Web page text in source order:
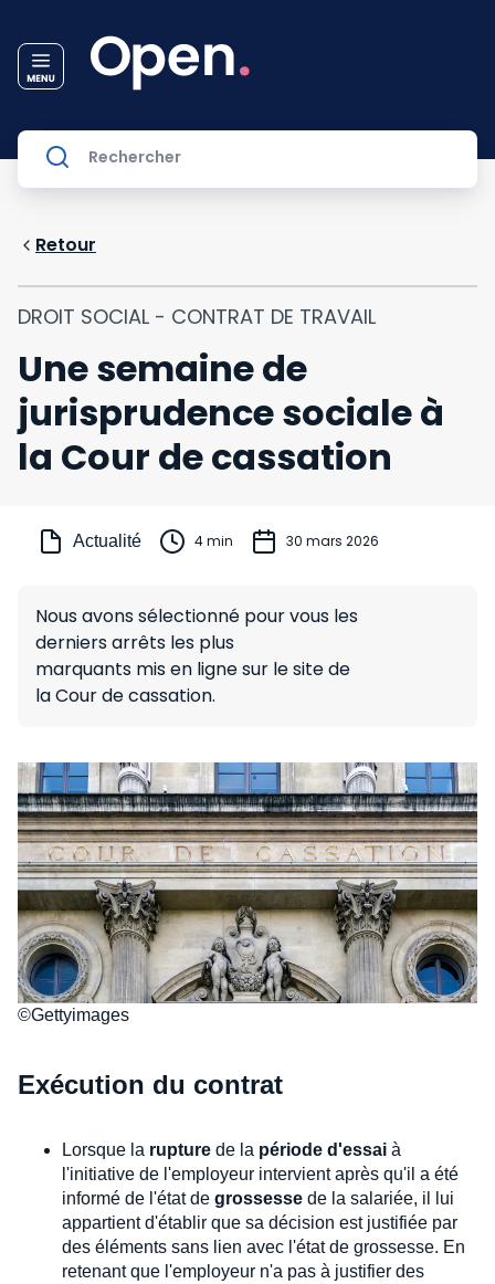
Retour
DROIT SOCIAL - CONTRAT DE TRAVAIL
Une semaine de
jurisprudence sociale à
la Cour de cassation
Actualité 4 min 30 mars 2026
Nous avons sélectionné pour vous les
derniers arrêts les plus
marquants mis en ligne sur le site de
la Cour de cassation.
©Gettyimages
Exécution du contrat
Lorsque la rupture de la période d'essai à
l'initiative de l'employeur intervient après qu'il a été
informé de l'état de grossesse de la salariée, il lui
appartient d'établir que sa décision est justifiée par
des éléments sans lien avec l'état de grossesse. En
retenant que l'employeur n'a pas à justifier des